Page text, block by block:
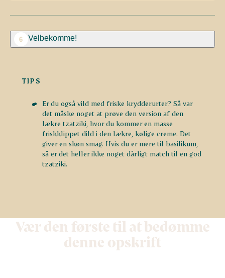
6 Velbekomme!
TIPS
Er du også vild med friske krydderurter? Så var
det måske noget at prøve den version af den
lækre tzatziki, hvor du kommer en masse
friskklippet dild i den lækre, kølige creme. Det
giver en skøn smag. Hvis du er mere til basilikum,
så er det heller ikke noget dårligt match til en god
tzatziki.
Vær den første til at bedømme
denne opskrift